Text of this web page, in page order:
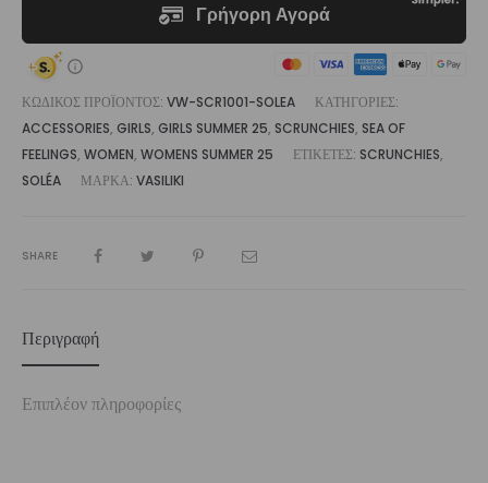
ΚΩΔΙΚΌΣ ΠΡΟΪΌΝΤΟΣ: VW-SCR1001-SOLEA
ΚΑΤΗΓΟΡΊΕΣ:
ACCESSORIES, GIRLS, GIRLS SUMMER 25, SCRUNCHIES, SEA OF
FEELINGS, WOMEN, WOMENS SUMMER 25 ΕΤΙΚΈΤΕΣ: SCRUNCHIES,
SOLÉA
ΜΆΡΚΑ: VASILIKI
SHARE
Περιγραφή
Επιπλέον πληροφορίες